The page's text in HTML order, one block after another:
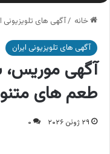
خانه /آگهی های تلویزیونی
آگهی های تلویزیونی ایران
آگهی
طعم های
۲۹ ژوئن ۲۰۲۶ ۰